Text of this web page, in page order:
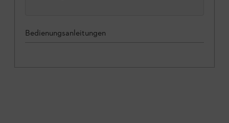
Bedienungsanleitungen